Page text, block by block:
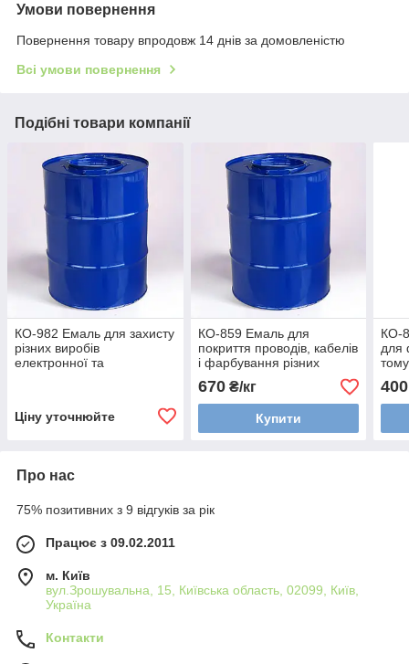
Умови повернення
Повернення товару впродовж 14 днів за домовленістю
Всі умови повернення
Подібні товари компанії
КО-982 Емаль для захисту
різних виробів
електронної та
Ціну уточнюйте
КО-859 Емаль для
покриття проводів, кабелів
і фарбування різних
деталей зі сталі та
алюмінію
670₴/кг
Купити
КО-
для
400
Про нас
75% позитивних з 9 відгуків за рік
Працює з 09.02.2011
м. Київ
вул.Зрошувальна, 15, Київська область, 02099, Київ,
Україна
Контакти